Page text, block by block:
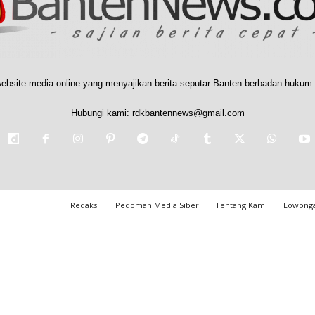
media online yang menyajikan berita seputar Banten berbadan
Hubungi kami: rdkbantennews@gmail.com
Redaksi Pedoman Media Siber Tentang Kami